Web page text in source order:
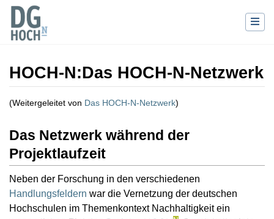
HOCH-N:Das HOCH-N-Netzwerk
(Weitergeleitet von Das HOCH-N-Netzwerk)
Das Netzwerk während der
Projektlaufzeit
Neben der Forschung in den verschiedenen
Handlungsfeldern war die Vernetzung der deutschen
Hochschulen im Themenkontext Nachhaltigkeit ein